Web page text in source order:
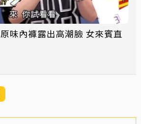
褲露出高潮臉 女來賓直